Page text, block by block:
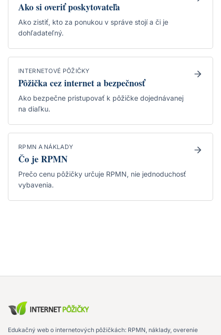
Ako si overiť poskytovateľa
Ako zistiť, kto za ponukou v správe stojí a či je
dohľadateľný.
INTERNETOVÉ PÔŽIČKY
Pôžička cez internet a bezpečnosť
Ako bezpečne pristupovať k pôžičke dojednávanej
na diaľku.
RPMN A NÁKLADY
Čo je RPMN
Prečo cenu pôžičky určuje RPMN, nie jednoduchosť
vybavenia.
Edukačný web o internetových pôžičkách: RPMN, náklady, overenie